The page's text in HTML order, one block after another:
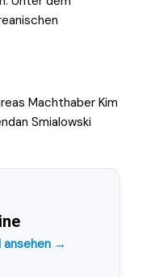
Machthaber Kim
Smialowski
ansehen →